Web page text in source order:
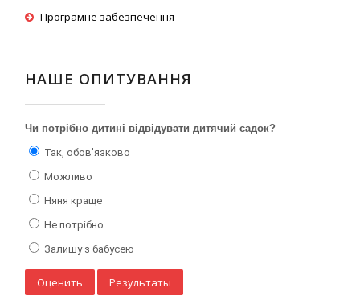
Програмне забезпечення
НАШЕ ОПИТУВАННЯ
Чи потрібно дитині відвідувати дитячий садок?
Так, обов'язково
Можливо
Няня краще
Не потрібно
Залишу з бабусею